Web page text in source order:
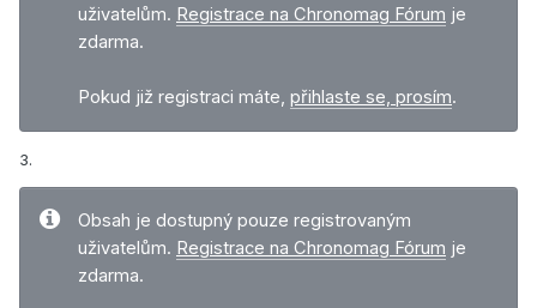
uživatelům. Registrace na Chronomag Fórum je
zdarma.
Pokud již registraci máte, přihlaste se, prosím.
3.
Obsah je dostupný pouze registrovaným
uživatelům. Registrace na Chronomag Fórum je
zdarma.